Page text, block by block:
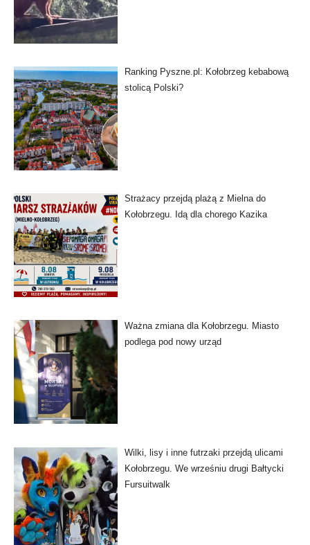
Ranking Pyszne.pl: Kołobrzeg kebabową
stolicą Polski?
Strażacy przejdą plażą z Mielna do
Kołobrzegu. Idą dla chorego Kazika
Ważna zmiana dla Kołobrzegu. Miasto
podlega pod nowy urząd
Wilki, lisy i inne futrzaki przejdą ulicami
Kołobrzegu. We wrześniu drugi Bałtycki
Fursuitwalk